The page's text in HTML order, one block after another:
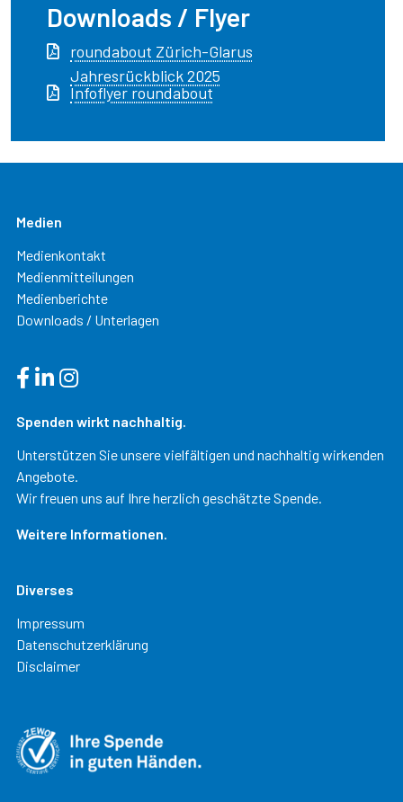
Downloads / Flyer
roundabout Zürich-Glarus
Jahresrückblick 2025
Infoflyer roundabout
Medien
Medienkontakt
Medienmitteilungen
Medienberichte
Downloads / Unterlagen
Spenden wirkt nachhaltig.
Unterstützen Sie unsere vielfältigen und nachhaltig wirkenden
Angebote.
Wir freuen uns auf Ihre herzlich geschätzte Spende.
Weitere Informationen.
Diverses
Impressum
Datenschutzerklärung
Disclaimer